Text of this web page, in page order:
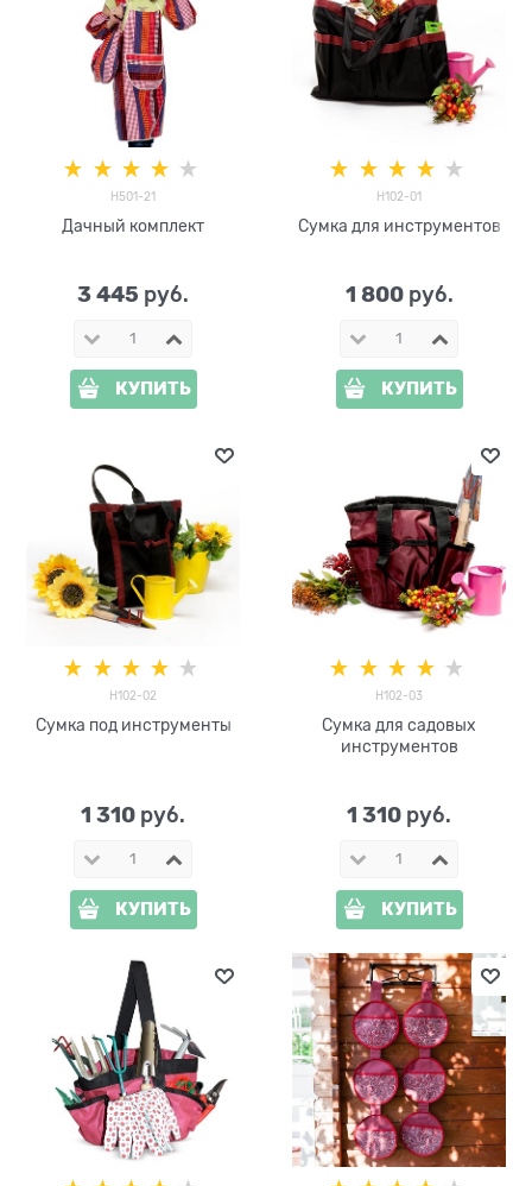
H501-21
Дачный комплект
3 445 руб.
КУПИТЬ
H102-01
Сумка для инструментов
1 800 руб.
КУПИТЬ
H102-02
Сумка под инструменты
1 310 руб.
КУПИТЬ
H102-03
Сумка для садовых
инструментов
1 310 руб.
КУПИТЬ